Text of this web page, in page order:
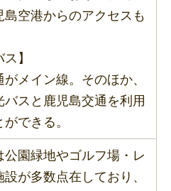
島空港からのアクセスも
】
メイン線。そのほか、
バスと鹿児島交通を利用
できる。
公園緑地やゴルフ場・レ
設が多数点在しており、